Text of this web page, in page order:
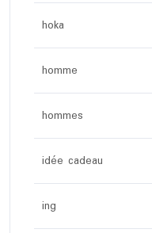
hoka
homme
hommes
idée cadeau
ing